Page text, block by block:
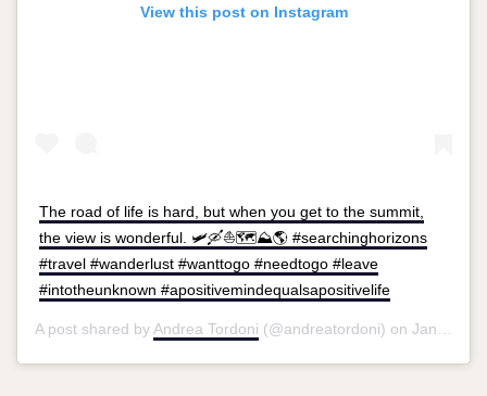
View this post on Instagram
The road of life is hard, but when you get to the summit,
the view is wonderful. 🛩🛶⛵️🗺⛰🌎 #searchinghorizons
#travel #wanderlust #wanttogo #needtogo #leave
#intotheunknown #apositivemindequalsapositivelife
A post shared byAndrea Tordoni (@andreatordoni) on Jan 11, 2017 at 1:43am PST